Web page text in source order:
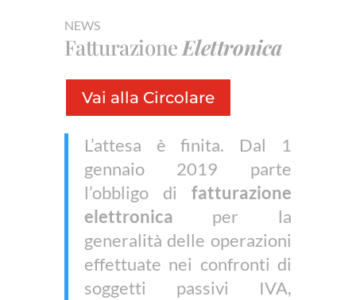
NEWS
FatturazioneElettronica
Vai alla Circolare
L’attesa è finita. Dal 1
gennaio 2019 parte
l’obbligo difatturazione
elettronica per la
generalità delle operazioni
effettuate nei confronti di
soggetti passivi IVA,